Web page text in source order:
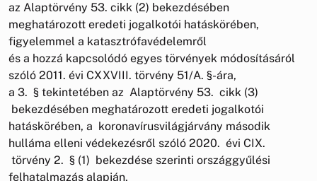
az Alaptörvény 53. cikk (2) bekezdésében
meghatározott eredeti jogalkotói hatáskörében,
figyelemmel a katasztrófavédelemről
és a hozzá kapcsolódó egyes törvények módosításáról
szóló 2011. évi CXXVIII. törvény 51/A. §-ára,
a 3. § tekintetében az Alaptörvény 53. cikk (3)
bekezdésében meghatározott eredeti jogalkotói
hatáskörében, a koronavírusvilágjárvány második
hulláma elleni védekezésről szóló 2020. évi CIX.
törvény 2. § (1) bekezdése szerinti országgyűlési
felhatalmazás alapján,